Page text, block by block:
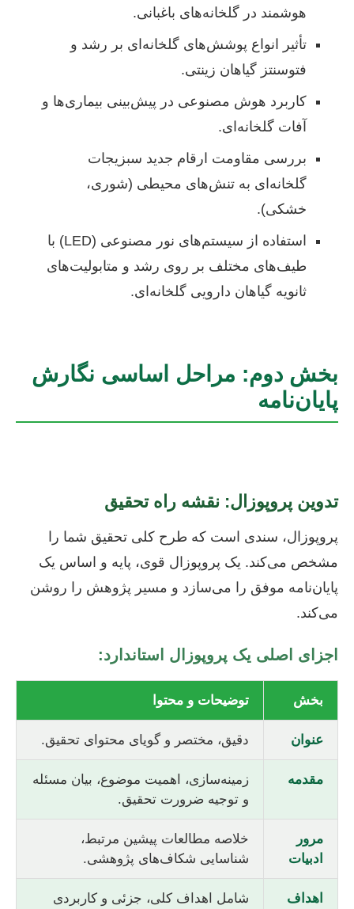
هوشمند در گلخانه‌های باغبانی.
تأثیر انواع پوشش‌های گلخانه‌ای بر رشد و
فتوسنتز گیاهان زینتی.
کاربرد هوش مصنوعی در پیش‌بینی بیماری‌ها و
آفات گلخانه‌ای.
بررسی مقاومت ارقام جدید سبزیجات
گلخانه‌ای به تنش‌های محیطی (شوری،
خشکی).
استفاده از سیستم‌های نور مصنوعی (LED) با
طیف‌های مختلف بر روی رشد و متابولیت‌های
ثانویه گیاهان دارویی گلخانه‌ای.
بخش دوم: مراحل اساسی نگارش
پایان‌نامه
تدوین پروپوزال: نقشه راه تحقیق
پروپوزال، سندی است که طرح کلی تحقیق شما را
مشخص می‌کند. یک پروپوزال قوی، پایه و اساس یک
پایان‌نامه موفق را می‌سازد و مسیر پژوهش را روشن
می‌کند.
اجزای اصلی یک پروپوزال استاندارد:
بخش توضیحات و محتوا
عنوان دقیق، مختصر و گویای محتوای تحقیق.
مقدمه
زمینه‌سازی، اهمیت موضوع، بیان مسئله
و توجیه ضرورت تحقیق.
مرور
ادبیات
خلاصه مطالعات پیشین مرتبط،
شناسایی شکاف‌های پژوهشی.
اهداف
شامل اهداف کلی، جزئی و کاربردی